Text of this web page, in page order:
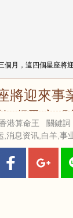
個月，這四個星座將
將迎來事
_獅子座_
算命王 關鍵詞
,消息资讯,白羊,事